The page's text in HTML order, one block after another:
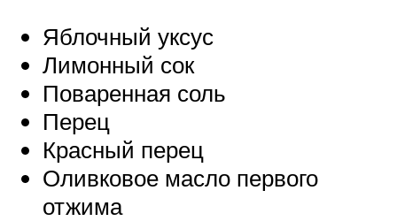
Яблочный уксус
Лимонный сок
Поваренная соль
Перец
Красный перец
Оливковое масло первого
отжима